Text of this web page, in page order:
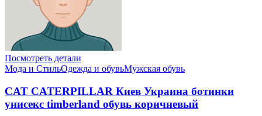
Посмотреть детали
Мода и СтильОдежда и обувьМужская обувь
CAT CATERPILLAR Киев Украина ботинки
унисекс timberland обувь коричневый